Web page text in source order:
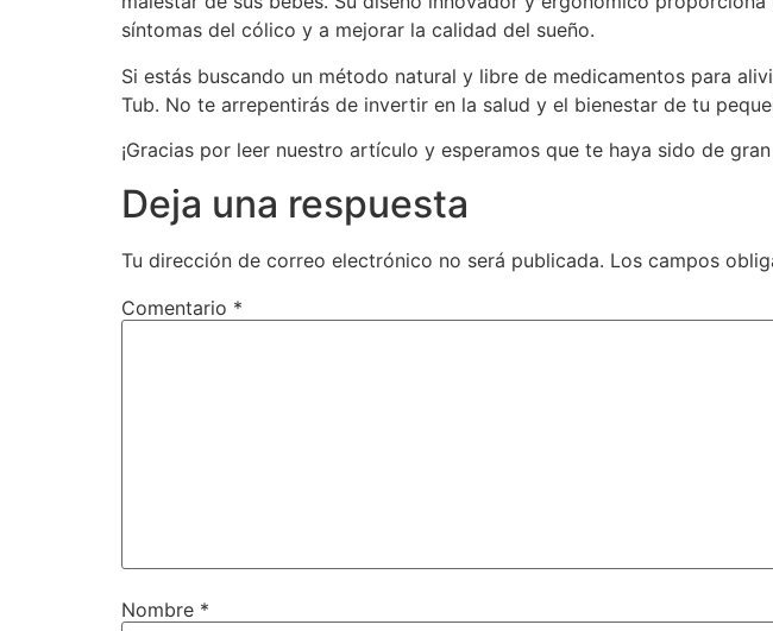
síntomas del cólico y a mejorar la calidad del sueño.
Si estás buscando un método natural y libre de medicamentos para
Tub. No te arrepentirás de invertir en la salud y el bienestar de tu
¡Gracias por leer nuestro artículo y esperamos que te haya sido de
Deja una respuesta
Tu dirección de correo electrónico no será publicada. Los campos
Comentario *
Nombre *